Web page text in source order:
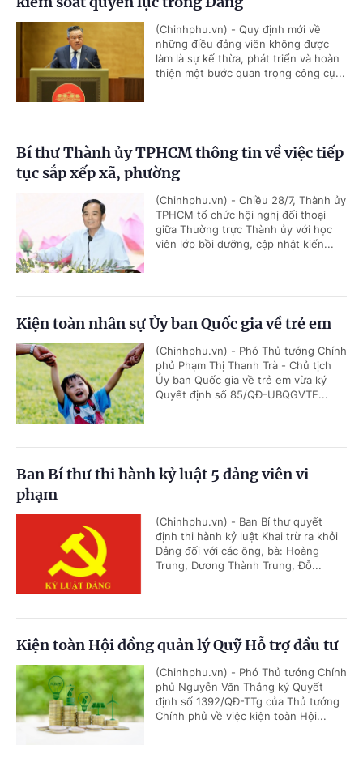
(Chinhphu.vn) - Quy định mới về
những điều đảng viên không được
làm là sự kế thừa, phát triển và hoàn
thiện một bước quan trọng công cụ...
Bí thư Thành ủy TPHCM thông tin về việc tiếp
tục sắp xếp xã, phường
(Chinhphu.vn) - Chiều 28/7, Thành ủy
TPHCM tổ chức hội nghị đối thoại
giữa Thường trực Thành ủy với học
viên lớp bồi dưỡng, cập nhật kiến...
Kiện toàn nhân sự Ủy ban Quốc gia về trẻ em
(Chinhphu.vn) - Phó Thủ tướng Chính
phủ Phạm Thị Thanh Trà - Chủ tịch
Ủy ban Quốc gia về trẻ em vừa ký
Quyết định số 85/QĐ-UBQGVTE...
Ban Bí thư thi hành kỷ luật 5 đảng viên vi
phạm
(Chinhphu.vn) - Ban Bí thư quyết
định thi hành kỷ luật Khai trừ ra khỏi
Đảng đối với các ông, bà: Hoàng
Trung, Dương Thành Trung, Đỗ...
Kiện toàn Hội đồng quản lý Quỹ Hỗ trợ đầu tư
(Chinhphu.vn) - Phó Thủ tướng Chính
phủ Nguyễn Văn Thắng ký Quyết
định số 1392/QĐ-TTg của Thủ tướng
Chính phủ về việc kiện toàn Hội...